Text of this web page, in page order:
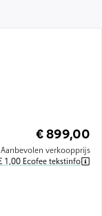
€ 899,00
Aanbevolen verkoopprijs
1,00 Ecofee tekstinfo
basis van een energieprijs van
wordt automatisch